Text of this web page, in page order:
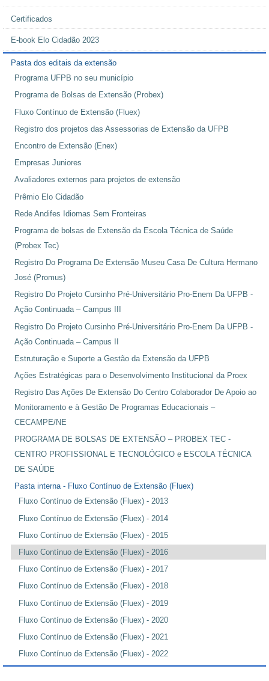
Certificados
E-book Elo Cidadão 2023
Pasta dos editais da extensão
Programa UFPB no seu município
Programa de Bolsas de Extensão (Probex)
Fluxo Contínuo de Extensão (Fluex)
Registro dos projetos das Assessorias de Extensão da UFPB
Encontro de Extensão (Enex)
Empresas Juniores
Avaliadores externos para projetos de extensão
Prêmio Elo Cidadão
Rede Andifes Idiomas Sem Fronteiras
Programa de bolsas de Extensão da Escola Técnica de Saúde
(Probex Tec)
Registro Do Programa De Extensão Museu Casa De Cultura Hermano
José (Promus)
Registro Do Projeto Cursinho Pré-Universitário Pro-Enem Da UFPB -
Ação Continuada – Campus III
Registro Do Projeto Cursinho Pré-Universitário Pro-Enem Da UFPB -
Ação Continuada – Campus II
Estruturação e Suporte a Gestão da Extensão da UFPB
Ações Estratégicas para o Desenvolvimento Institucional da Proex
Registro Das Ações De Extensão Do Centro Colaborador De Apoio ao
Monitoramento e à Gestão De Programas Educacionais –
CECAMPE/NE
PROGRAMA DE BOLSAS DE EXTENSÃO – PROBEX TEC -
CENTRO PROFISSIONAL E TECNOLÓGICO e ESCOLA TÉCNICA
DE SAÚDE
Pasta interna - Fluxo Contínuo de Extensão (Fluex)
Fluxo Contínuo de Extensão (Fluex) - 2013
Fluxo Contínuo de Extensão (Fluex) - 2014
Fluxo Contínuo de Extensão (Fluex) - 2015
Fluxo Contínuo de Extensão (Fluex) - 2016
Fluxo Contínuo de Extensão (Fluex) - 2017
Fluxo Contínuo de Extensão (Fluex) - 2018
Fluxo Contínuo de Extensão (Fluex) - 2019
Fluxo Contínuo de Extensão (Fluex) - 2020
Fluxo Contínuo de Extensão (Fluex) - 2021
Fluxo Contínuo de Extensão (Fluex) - 2022